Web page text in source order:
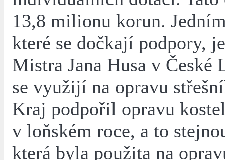
13,8 milionu korun.
které se dočkají podpory,
Mistra Jana Husa v České
se využijí na opravu
Kraj podpořil opravu
v loňském roce, a to
která byla použita na